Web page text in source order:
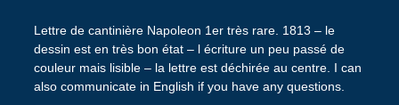
Lettre de cantinière Napoleon 1er très rare. 1813 – le
dessin est en très bon état – l écriture un peu passé de
couleur mais lisible – la lettre est déchirée au centre. I can
also communicate in English if you have any questions.